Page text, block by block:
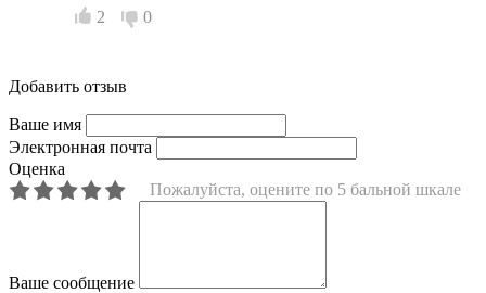
2 0
Добавить отзыв
Ваше имя
Электронная почта
Оценка
Пожалуйста, оцените по 5 бальной шкале
Ваше сообщение